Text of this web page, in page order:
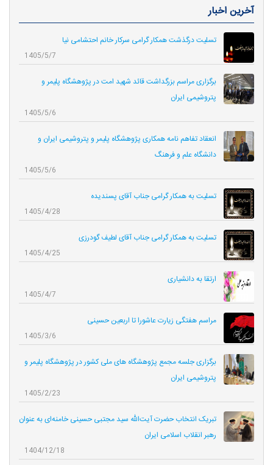
آخرین اخبار
تسلیت درگذشت همکار گرامی سرکار خانم احتشامی نیا
1405/5/7
برگزاری مراسم بزرگداشت قائد شهید امت در پژوهشگاه پلیمر و
پتروشیمی ایران
1405/5/6
انعقاد تفاهم نامه همکاری‌ پژوهشگاه پلیمر و پتروشیمی ایران و
دانشگاه علم و فرهنگ
1405/5/6
تسلیت به همکار گرامی جناب آقای پسندیده
1405/4/28
تسلیت به همکار گرامی جناب آقای لطیف گودرزی
1405/4/25
ارتقا به دانشیاری
1405/4/7
مراسم هفتگی زیارت عاشورا تا اربعین حسینی
1405/3/6
برگزاری جلسه مجمع پژوهشگاه های ملی کشور در پژوهشگاه پلیمر و
پتروشیمی ایران
1405/2/23
تبریک انتخاب حضرت آیت‌الله سید مجتبی حسینی خامنه‌ای به عنوان
رهبر انقلاب اسلامی ایران
1404/12/18